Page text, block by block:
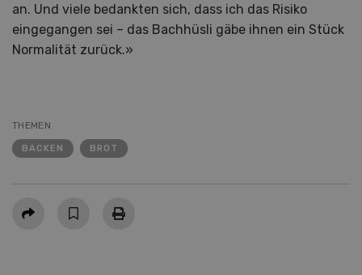
an. Und viele bedankten sich, dass ich das Risiko
eingegangen sei – das Bachhüsli gäbe ihnen ein Stück
Normalität zurück.»
THEMEN
BACKEN BROT
Teilen